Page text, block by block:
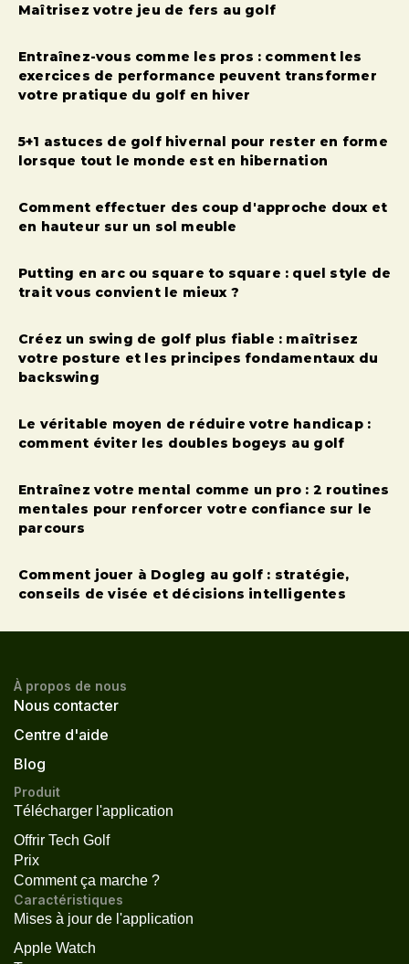
Maîtrisez votre jeu de fers au golf
Entraînez-vous comme les pros : comment les
exercices de performance peuvent transformer
votre pratique du golf en hiver
5+1 astuces de golf hivernal pour rester en forme
lorsque tout le monde est en hibernation
Comment effectuer des coup d'approche doux et
en hauteur sur un sol meuble
Putting en arc ou square to square : quel style de
trait vous convient le mieux ?
Créez un swing de golf plus fiable : maîtrisez
votre posture et les principes fondamentaux du
backswing
Le véritable moyen de réduire votre handicap :
comment éviter les doubles bogeys au golf
Entraînez votre mental comme un pro : 2 routines
mentales pour renforcer votre confiance sur le
parcours
Comment jouer à Dogleg au golf : stratégie,
conseils de visée et décisions intelligentes
À propos de nous
Nous contacter
Centre d'aide
Blog
Produit
Télécharger l'application
Offrir Tech Golf
Prix
Comment ça marche ?
Caractéristiques
Mises à jour de l'application
Apple Watch